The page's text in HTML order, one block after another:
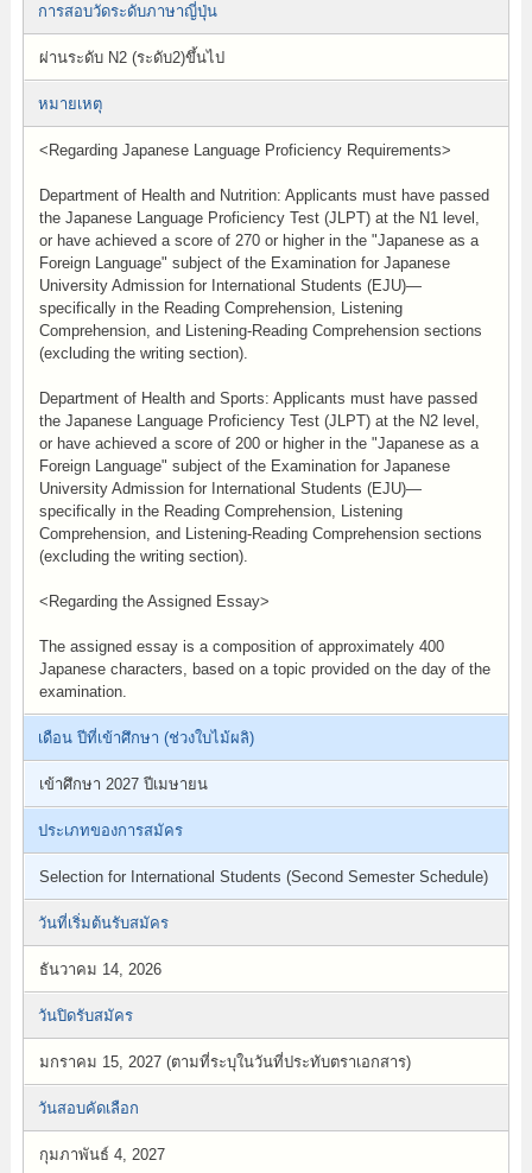
การสอบวัดระดับภาษาญี่ปุ่น
ผ่านระดับ N2 (ระดับ2)ขึ้นไป
หมายเหตุ
<Regarding Japanese Language Proficiency Requirements>
Department of Health and Nutrition: Applicants must have passed
the Japanese Language Proficiency Test (JLPT) at the N1 level,
or have achieved a score of 270 or higher in the "Japanese as a
Foreign Language" subject of the Examination for Japanese
University Admission for International Students (EJU)—
specifically in the Reading Comprehension, Listening
Comprehension, and Listening-Reading Comprehension sections
(excluding the writing section).
Department of Health and Sports: Applicants must have passed
the Japanese Language Proficiency Test (JLPT) at the N2 level,
or have achieved a score of 200 or higher in the "Japanese as a
Foreign Language" subject of the Examination for Japanese
University Admission for International Students (EJU)—
specifically in the Reading Comprehension, Listening
Comprehension, and Listening-Reading Comprehension sections
(excluding the writing section).
<Regarding the Assigned Essay>
The assigned essay is a composition of approximately 400
Japanese characters, based on a topic provided on the day of the
examination.
เดือน ปีที่เข้าศึกษา (ช่วงใบไม้ผลิ)
เข้าศึกษา 2027 ปีเมษายน
ประเภทของการสมัคร
Selection for International Students (Second Semester Schedule)
วันที่เริ่มต้นรับสมัคร
ธันวาคม 14, 2026
วันปิดรับสมัคร
มกราคม 15, 2027 (ตามที่ระบุในวันที่ประทับตราเอกสาร)
วันสอบคัดเลือก
กุมภาพันธ์ 4, 2027